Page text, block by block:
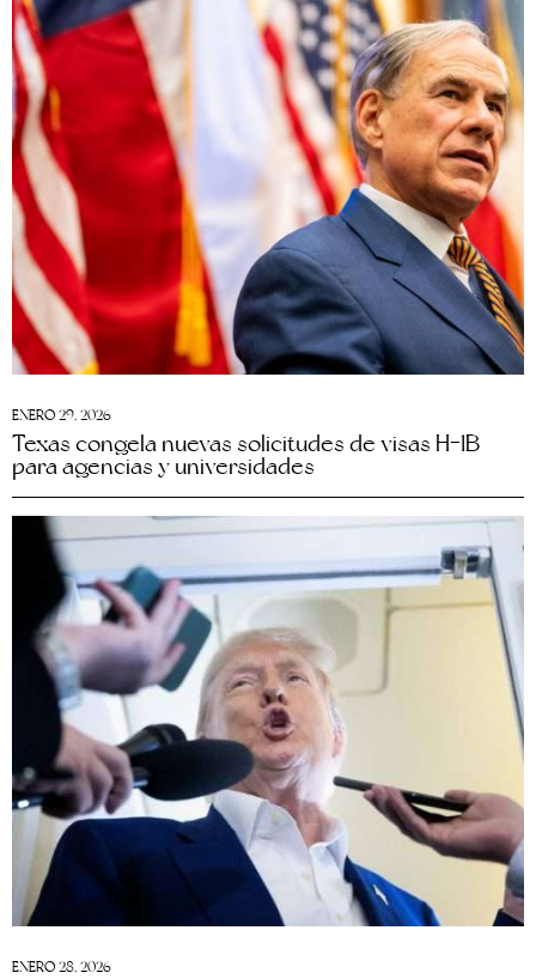
ENERO 29, 2026
Texas congela nuevas solicitudes de visas H-1B
para agencias y universidades
ENERO 28, 2026